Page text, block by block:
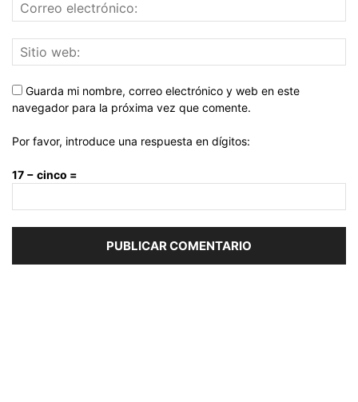
Guarda mi nombre, correo electrónico y web en este
navegador para la próxima vez que comente.
Por favor, introduce una respuesta en dígitos:
17 − cinco =